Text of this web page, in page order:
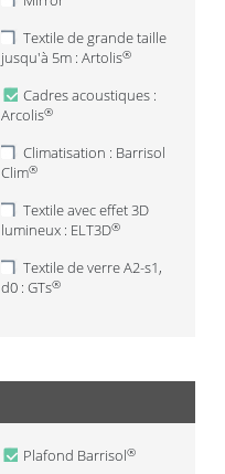
Textile de grande taille
jusqu'à 5m : Artolis®
Cadres acoustiques :
Arcolis®
Climatisation : Barrisol
Clim®
Textile avec effet 3D
lumineux : ELT3D®
Textile de verre A2-s1,
d0 : GTs®
Plafond Barrisol®